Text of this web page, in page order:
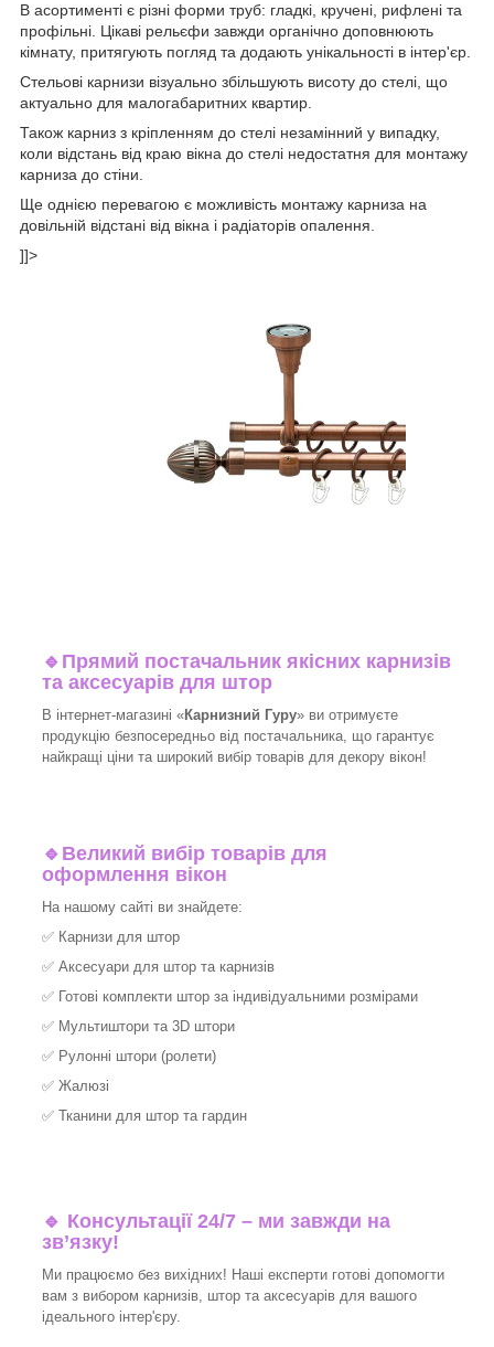
В асортименті є різні форми труб: гладкі, кручені, рифлені та
профільні. Цікаві рельєфи завжди органічно доповнюють
кімнату, притягують погляд та додають унікальності в інтер'єр.
Стельові карнизи візуально збільшують висоту до стелі, що
актуально для малогабаритних квартир.
Також карниз з кріпленням до стелі незамінний у випадку,
коли відстань від краю вікна до стелі недостатня для монтажу
карниза до стіни.
Ще однією перевагою є можливість монтажу карниза на
довільній відстані від вікна і радіаторів опалення.
]]>
🔹 Прямий постачальник якісних карнизів
та аксесуарів для штор
В інтернет-магазині «Карнизний Гуру» ви отримуєте
продукцію безпосередньо від постачальника, що гарантує
найкращі ціни та широкий вибір товарів для декору вікон!
🔹 Великий вибір товарів для
оформлення вікон
На нашому сайті ви знайдете:
✅ Карнизи для штор
✅ Аксесуари для штор та карнизів
✅ Готові комплекти штор за індивідуальними розмірами
✅ Мультиштори та 3D штори
✅ Рулонні штори (ролети)
✅ Жалюзі
✅ Тканини для штор та гардин
🔹 Консультації 24/7 – ми завжди на
зв’язку!
Ми працюємо без вихідних! Наші експерти готові допомогти
вам з вибором карнизів, штор та аксесуарів для вашого
ідеального інтер'єру.